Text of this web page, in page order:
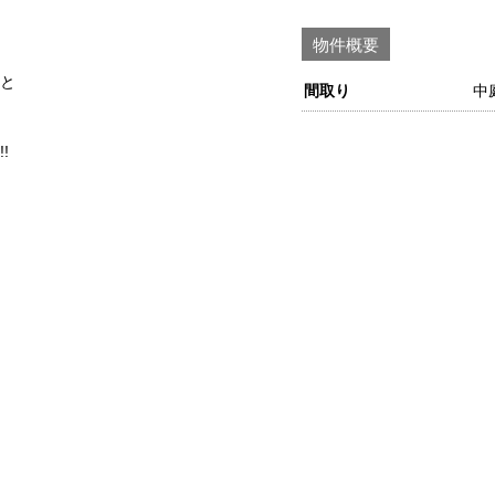
物件概要
間取り 中